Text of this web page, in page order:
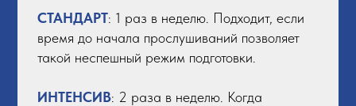
СТАНДАРТ: 1 раз в неделю. Подходит, если
время до начала прослушиваний позволяет
такой неспешный режим подготовки.
ИНТЕНСИВ: 2 раза в неделю. Когда